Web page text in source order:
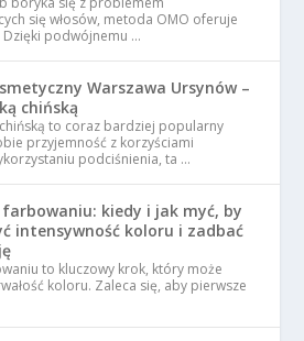
się włosów, metoda OMO oferuje
Dzięki podwójnemu …
Warszawa Ursynów –
chińską
to coraz bardziej popularny
przyjemność z korzyściami
podciśnienia, ta …
farbowaniu: kiedy i jak myć, by
intensywność koloru i zadbać
to kluczowy krok, który może
koloru. Zaleca się, aby pierwsze